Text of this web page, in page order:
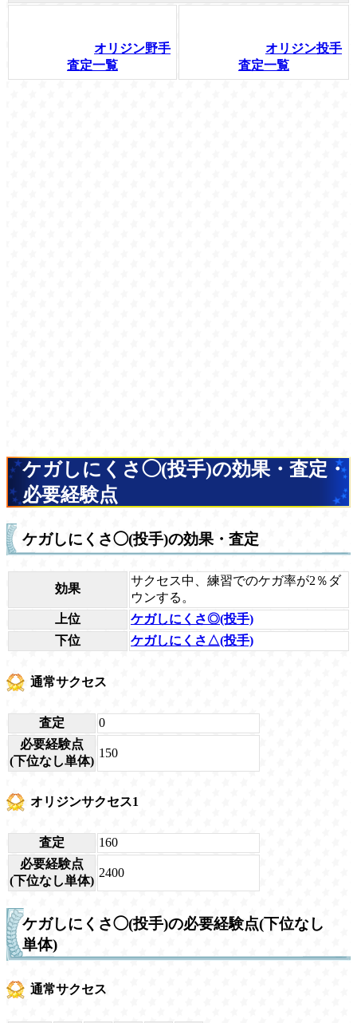
オリジン野手
査定一覧
オリジン投手
査定一覧
ケガしにくさ◯(投手)の効果・査定・
必要経験点
ケガしにくさ◯(投手)の効果・査定
効果
サクセス中、練習でのケガ率が2％ダ
ウンする。
上位
ケガしにくさ◎(投手)
下位
ケガしにくさ△(投手)
通常サクセス
査定
0
必要経験点
(下位なし単体)
150
オリジンサクセス1
査定
160
必要経験点
(下位なし単体)
2400
ケガしにくさ◯(投手)の必要経験点(下位なし
単体)
通常サクセス